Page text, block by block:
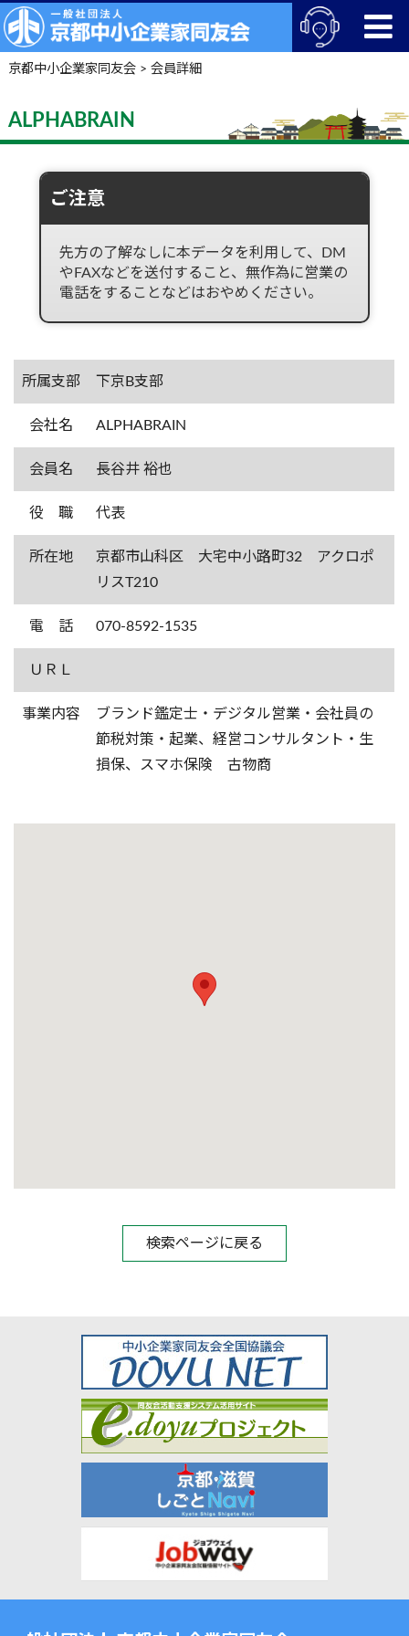
京都中小企業家同友会> 会員詳細
ALPHABRAIN
ご注意
先方の了解なしに本データを利用して、DM
やFAXなどを送付すること、無作為に営業の
電話をすることなどはおやめください。
所属支部 下京B支部
会社名 ALPHABRAIN
会員名 長谷井 裕也
役 職 代表
所在地
京都市山科区 大宅中小路町32 アクロポ
リスT210
電 話 070-8592-1535
ＵＲＬ
事業内容
ブランド鑑定士・デジタル営業・会社員の
節税対策・起業、経営コンサルタント・生
損保、スマホ保険 古物商
検索ページに戻る